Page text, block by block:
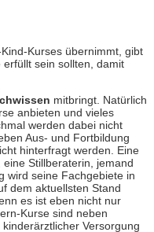
Kurses übernimmt, gibt
sein sollten, damit
mitbringt. Natürlich
anbieten und vieles
werden dabei nicht
Aus- und Fortbildung
hinterfragt werden. Eine
Stillberaterin, jemand
wird seine Fachgebiete in
dem aktuellsten Stand
es ist eben nicht nur
Kurse sind neben
Versorgung